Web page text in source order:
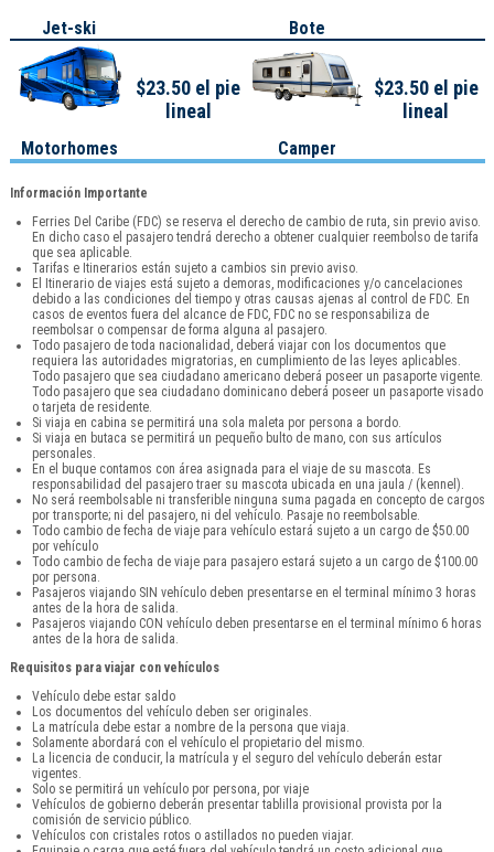
Jet-ski Bote
Motorhomes
$23.50 el pie
lineal
Camper
$23.50 el pie
lineal
Información Importante
Ferries Del Caribe (FDC) se reserva el derecho de cambio de ruta, sin previo aviso.
En dicho caso el pasajero tendrá derecho a obtener cualquier reembolso de tarifa
que sea aplicable.
Tarifas e Itinerarios están sujeto a cambios sin previo aviso.
El Itinerario de viajes está sujeto a demoras, modificaciones y/o cancelaciones
debido a las condiciones del tiempo y otras causas ajenas al control de FDC. En
casos de eventos fuera del alcance de FDC, FDC no se responsabiliza de
reembolsar o compensar de forma alguna al pasajero.
Todo pasajero de toda nacionalidad, deberá viajar con los documentos que
requiera las autoridades migratorias, en cumplimiento de las leyes aplicables.
Todo pasajero que sea ciudadano americano deberá poseer un pasaporte vigente.
Todo pasajero que sea ciudadano dominicano deberá poseer un pasaporte visado
o tarjeta de residente.
Si viaja en cabina se permitirá una sola maleta por persona a bordo.
Si viaja en butaca se permitirá un pequeño bulto de mano, con sus artículos
personales.
En el buque contamos con área asignada para el viaje de su mascota. Es
responsabilidad del pasajero traer su mascota ubicada en una jaula / (kennel).
No será reembolsable ni transferible ninguna suma pagada en concepto de cargos
por transporte; ni del pasajero, ni del vehículo. Pasaje no reembolsable.
Todo cambio de fecha de viaje para vehículo estará sujeto a un cargo de $50.00
por vehículo
Todo cambio de fecha de viaje para pasajero estará sujeto a un cargo de $100.00
por persona.
Pasajeros viajando SIN vehículo deben presentarse en el terminal mínimo 3 horas
antes de la hora de salida.
Pasajeros viajando CON vehículo deben presentarse en el terminal mínimo 6 horas
antes de la hora de salida.
Requisitos para viajar con vehículos
Vehículo debe estar saldo
Los documentos del vehículo deben ser originales.
La matrícula debe estar a nombre de la persona que viaja.
Solamente abordará con el vehículo el propietario del mismo.
La licencia de conducir, la matrícula y el seguro del vehículo deberán estar
vigentes.
Solo se permitirá un vehículo por persona, por viaje
Vehículos de gobierno deberán presentar tablilla provisional provista por la
comisión de servicio público.
Vehículos con cristales rotos o astillados no pueden viajar.